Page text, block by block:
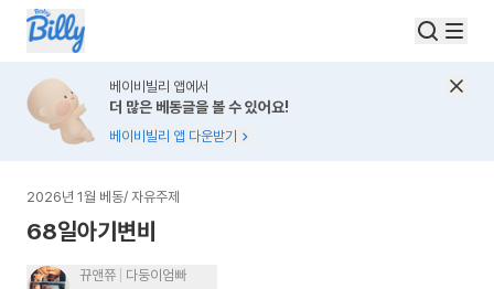
베이비빌리 앱에서
더 많은 베동글을 볼 수 있어요!
베이비빌리 앱 다운받기
2026년 1월 베동/ 자유주제
68일아기변비
뀨앤쮸
다둥이엄빠